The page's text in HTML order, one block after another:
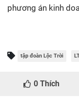
phương án kinh
tập đoàn Lộc Trời
0 Thích